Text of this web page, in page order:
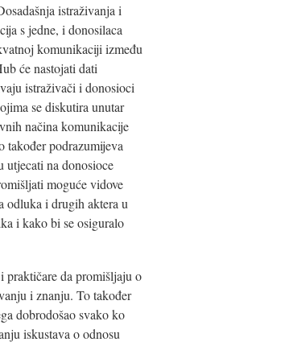
istraživanja i
s jedne, i donosilaca
komunikaciji između
će nastojati dati
istraživači i donosioci
se diskutira unutar
načina komunikacije
također podrazumijeva
utjecati na donosioce
moguće vidove
odluka i drugih aktera u
i kako bi se osiguralo
praktičare da promišljaju o
i znanju. To također
dobrodošao svako ko
iskustava o odnosu